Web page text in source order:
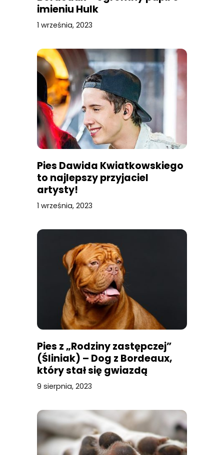
imieniu Hulk
1 września, 2023
Pies Dawida Kwiatkowskiego
to najlepszy przyjaciel
artysty!
1 września, 2023
Pies z „Rodziny zastępczej”
(Śliniak) – Dog z Bordeaux,
który stał się gwiazdą
9 sierpnia, 2023